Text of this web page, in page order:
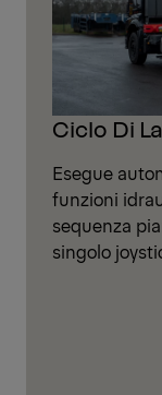
Ciclo Di
Esegue
funzioni
sequenza
singolo